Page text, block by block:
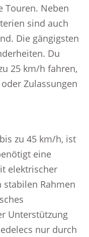
Touren. Neben
sind auch
Die gängigsten
Du
25 km/h fahren,
Zulassungen
zu 45 km/h, ist
eine
elektrischer
stabilen Rahmen
Unterstützung
nur durch